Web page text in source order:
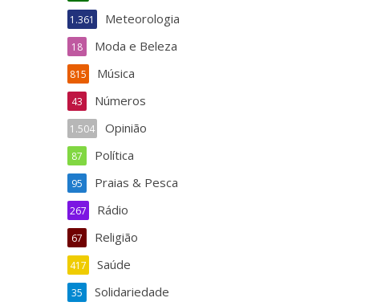
Meteorologia
1.361
Moda e Beleza
18
Música
815
Números
43
Opinião
1.504
Política
87
Praias & Pesca
95
Rádio
267
Religião
67
Saúde
417
Solidariedade
35